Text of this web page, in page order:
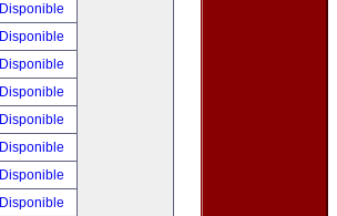
Disponible
Disponible
Disponible
Disponible
Disponible
Disponible
Disponible
Disponible